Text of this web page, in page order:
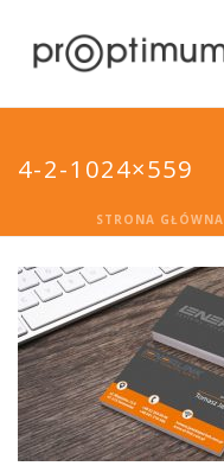
4-2-1024×559
STRONA GŁÓWNA